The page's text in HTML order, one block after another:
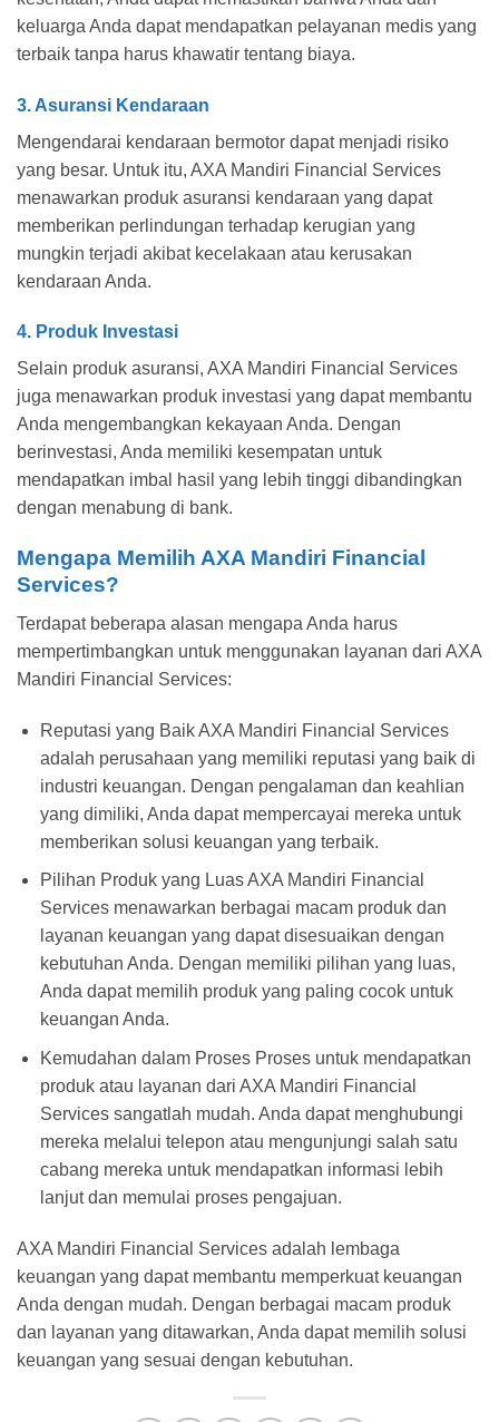
keluarga Anda dapat mendapatkan pelayanan medis yang
terbaik tanpa harus khawatir tentang biaya.
3. Asuransi Kendaraan
Mengendarai kendaraan bermotor dapat menjadi risiko
yang besar. Untuk itu, AXA Mandiri Financial Services
menawarkan produk asuransi kendaraan yang dapat
memberikan perlindungan terhadap kerugian yang
mungkin terjadi akibat kecelakaan atau kerusakan
kendaraan Anda.
4. Produk Investasi
Selain produk asuransi, AXA Mandiri Financial Services
juga menawarkan produk investasi yang dapat membantu
Anda mengembangkan kekayaan Anda. Dengan
berinvestasi, Anda memiliki kesempatan untuk
mendapatkan imbal hasil yang lebih tinggi dibandingkan
dengan menabung di bank.
Mengapa Memilih AXA Mandiri Financial
Services?
Terdapat beberapa alasan mengapa Anda harus
mempertimbangkan untuk menggunakan layanan dari AXA
Mandiri Financial Services:
Reputasi yang Baik AXA Mandiri Financial Services
adalah perusahaan yang memiliki reputasi yang baik di
industri keuangan. Dengan pengalaman dan keahlian
yang dimiliki, Anda dapat mempercayai mereka untuk
memberikan solusi keuangan yang terbaik.
Pilihan Produk yang Luas AXA Mandiri Financial
Services menawarkan berbagai macam produk dan
layanan keuangan yang dapat disesuaikan dengan
kebutuhan Anda. Dengan memiliki pilihan yang luas,
Anda dapat memilih produk yang paling cocok untuk
keuangan Anda.
Kemudahan dalam Proses Proses untuk mendapatkan
produk atau layanan dari AXA Mandiri Financial
Services sangatlah mudah. Anda dapat menghubungi
mereka melalui telepon atau mengunjungi salah satu
cabang mereka untuk mendapatkan informasi lebih
lanjut dan memulai proses pengajuan.
AXA Mandiri Financial Services adalah lembaga
keuangan yang dapat membantu memperkuat keuangan
Anda dengan mudah. Dengan berbagai macam produk
dan layanan yang ditawarkan, Anda dapat memilih solusi
keuangan yang sesuai dengan kebutuhan.